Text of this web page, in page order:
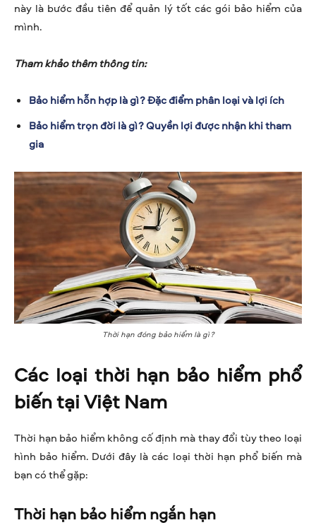
này là bước đầu tiên để quản lý tốt các gói bảo hiểm của
mình.
Tham khảo thêm thông tin:
Bảo hiểm hỗn hợp là gì? Đặc điểm phân loại và lợi ích
Bảo hiểm trọn đời là gì? Quyền lợi được nhận khi tham
gia
Thời hạn đóng bảo hiểm là gì?
Các loại thời hạn bảo hiểm phổ
biến tại Việt Nam
Thời hạn bảo hiểm không cố định mà thay đổi tùy theo loại
hình bảo hiểm. Dưới đây là các loại thời hạn phổ biến mà
bạn có thể gặp:
Thời hạn bảo hiểm ngắn hạn